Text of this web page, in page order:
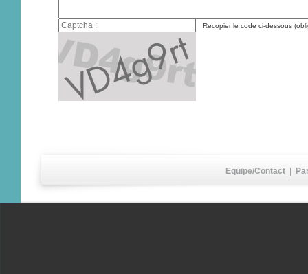
Recopier le code ci-dessous
Equipe/Contact